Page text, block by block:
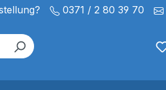
0371 / 2 80 39 70